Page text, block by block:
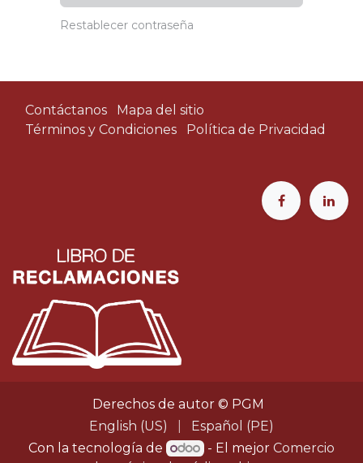
Restablecer contraseña
Contáctanos
Mapa del sitio
Términos y Condiciones
Política de Privacidad
Derechos de autor © PGM
English (US)
Español (PE)
Con la tecnología de
- El mejor Comercio